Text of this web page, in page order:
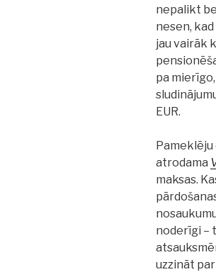
nepalikt
nesen,
jau vairāk
pa
EUR.
Pameklēju
atrodama
maksas.
noderīgi –
uzzināt